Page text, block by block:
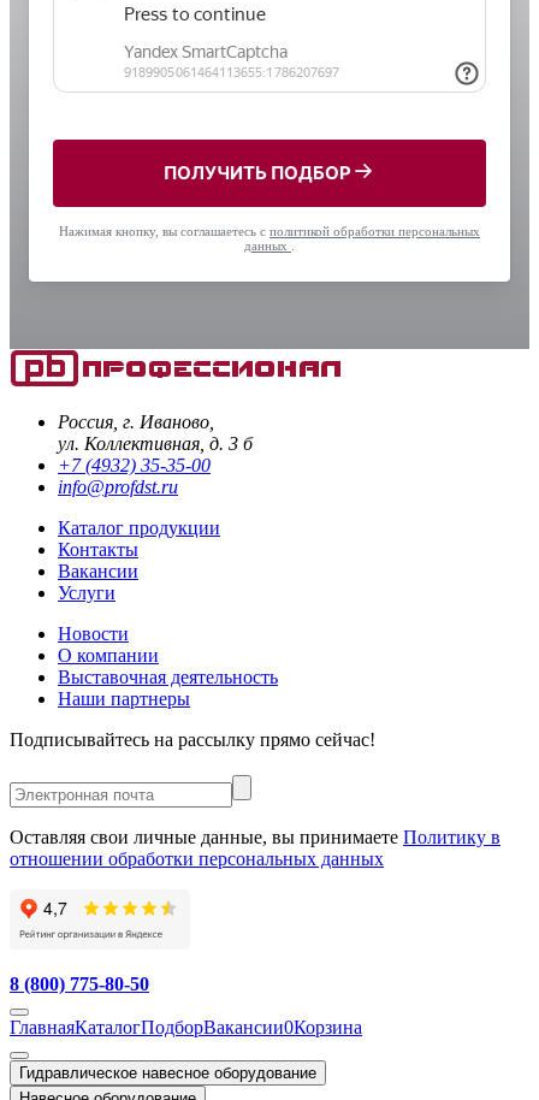
ПОЛУЧИТЬ ПОДБОР
Нажимая кнопку, вы соглашаетесь с политикой обработки персональных
данных
Россия, г. Иваново,
ул. Коллективная, д. 3 б
+7 (4932) 35-35-00
info@profdst.ru
Каталог продукции
Контакты
Вакансии
Услуги
Новости
О компании
Выставочная деятельность
Наши партнеры
Подписывайтесь на рассылку прямо сейчас!
Оставляя свои личные данные, вы принимаете Политику в
отношении обработки персональных данных
8 (800) 775-80-50
ГлавнаяКаталогПодборВакансии0Корзина
Гидравлическое навесное оборудование